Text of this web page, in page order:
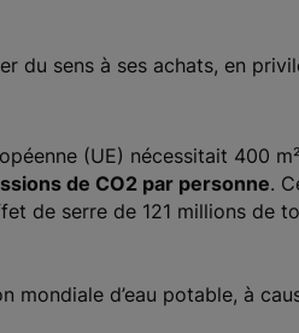
du sens à ses achats, en
(UE) nécessitait 400
de CO2 par personne.
de serre de 121 millions de
mondiale d’eau potable, à